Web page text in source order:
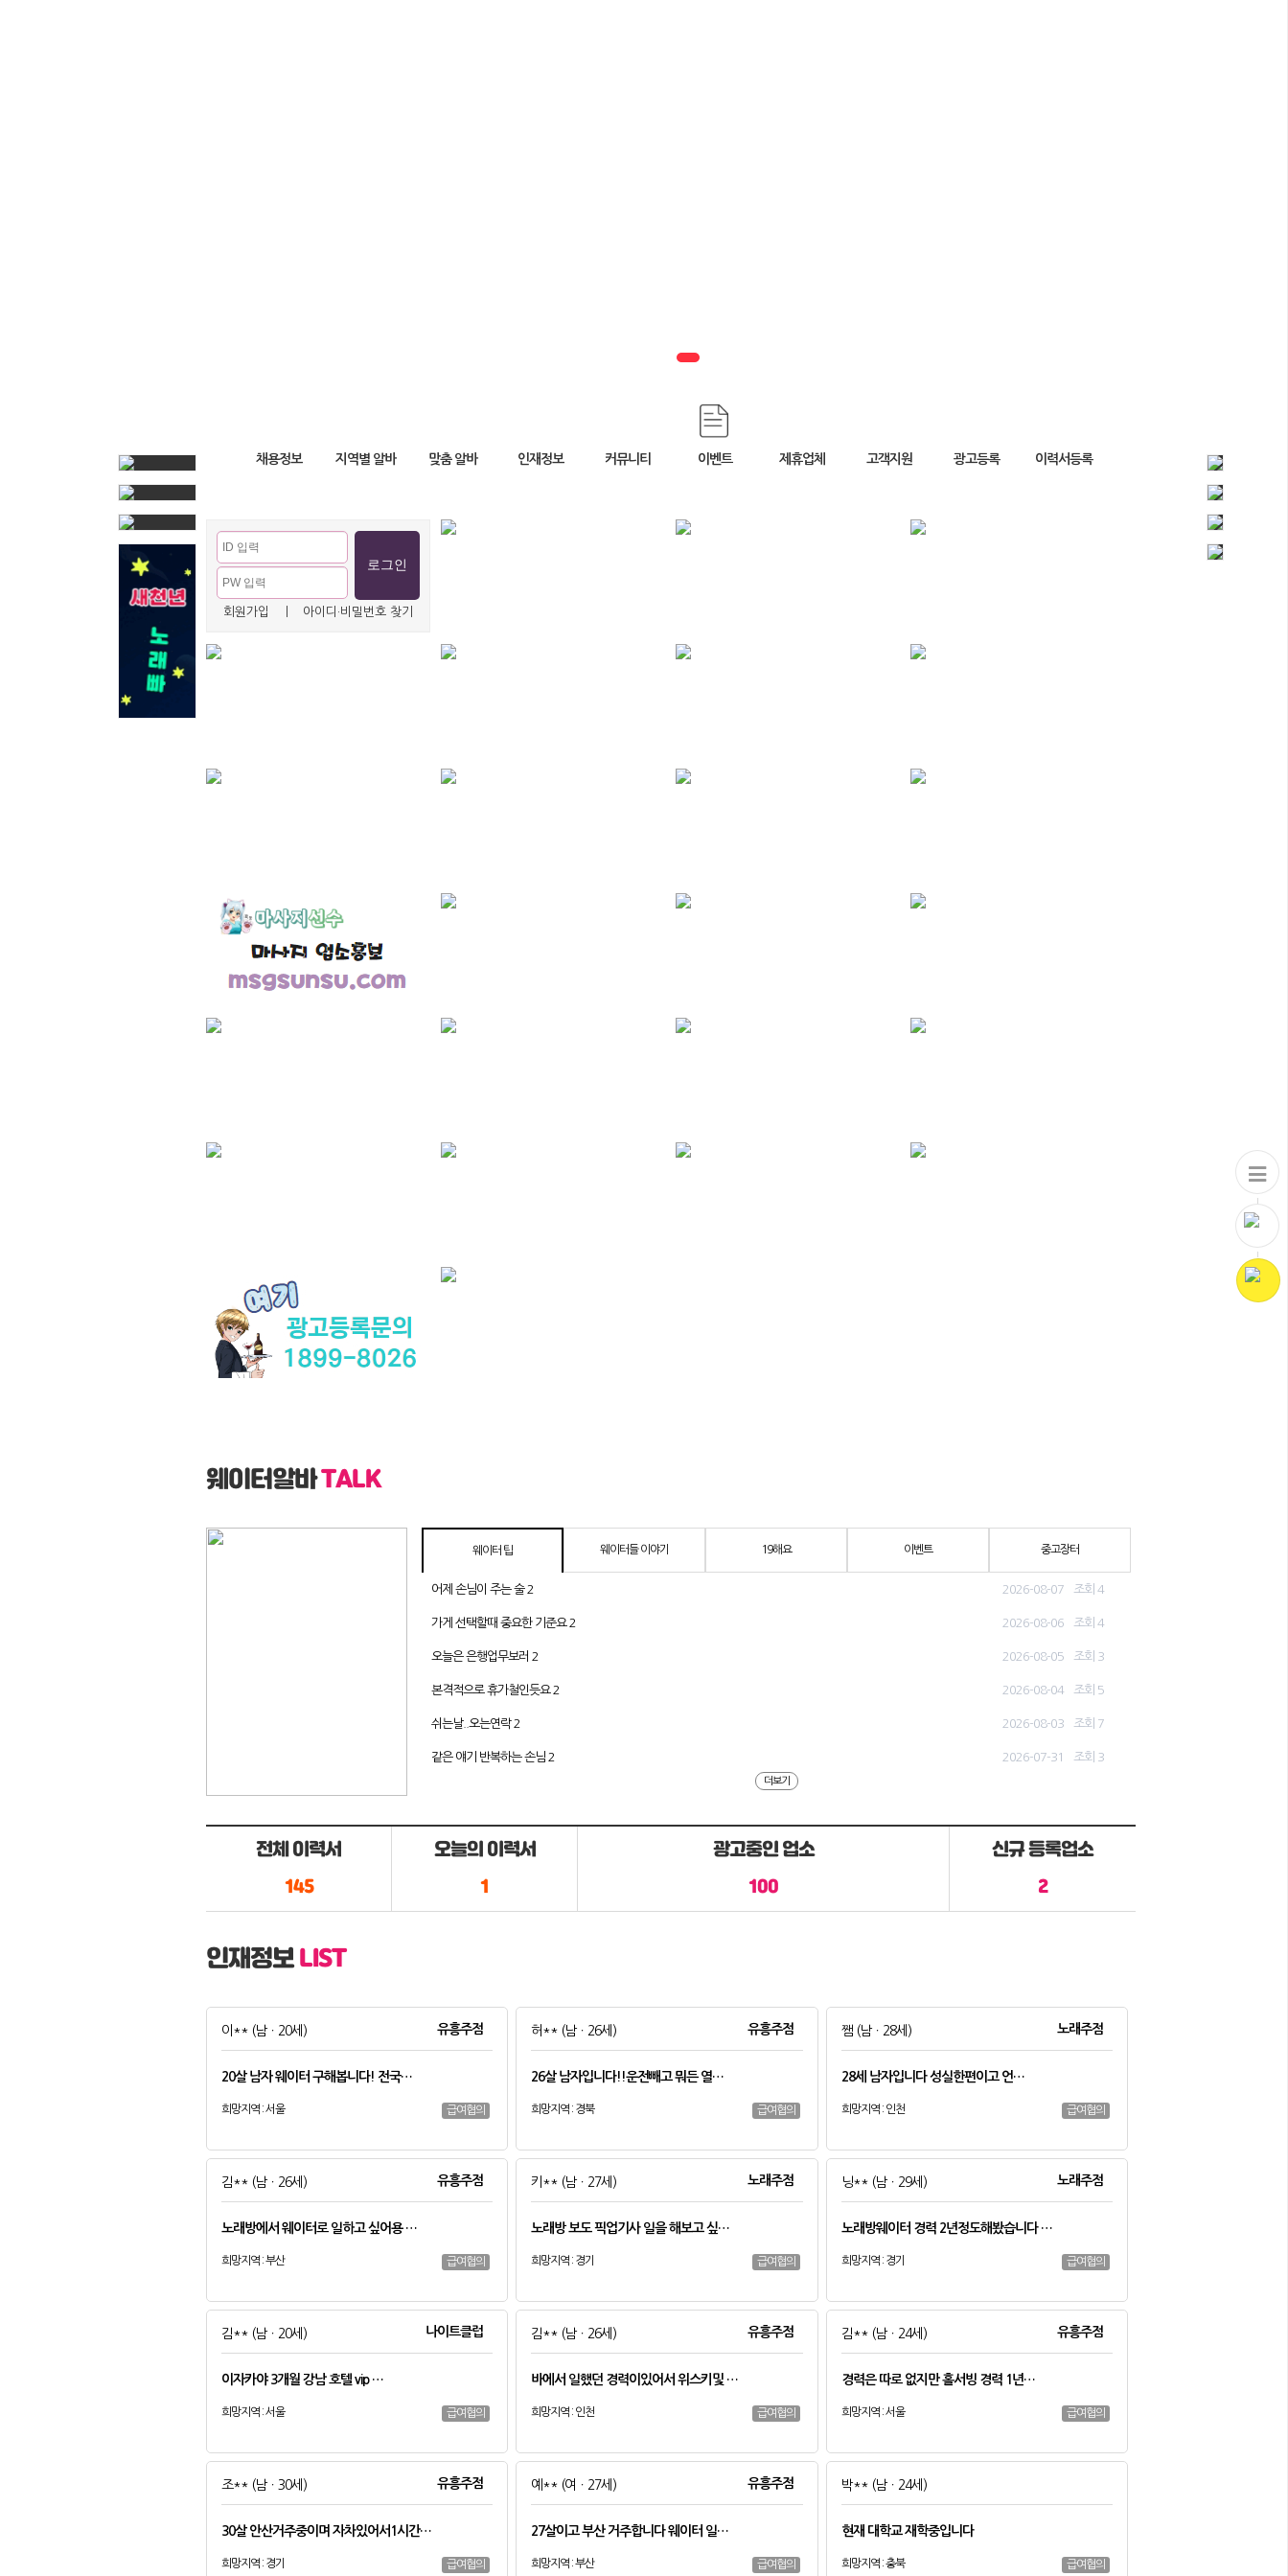
채용정보 지역별 알바 맞춤 알바 인재정보 커뮤니티 이벤트 제휴업체 고객지원 광고등록 이력서등록
회원가입 아이디·비밀번호 찾기
웨이터알바TALK
웨이터 팁 웨이터들 이야기 19해요 이벤트 중고장터
어제 손님이 주는 술 2 조회 4
2026-08-07
가게 선택할때 중요한 기준요 2 조회 4
2026-08-06
오늘은 은행업무보러 2 조회 3
2026-08-05
본격적으로 휴가철인듯요 2 조회 5
2026-08-04
쉬는날..오는연락 2 조회 7
2026-08-03
같은 얘기 반복하는 손님 2 조회 3
2026-07-31
더보기
전체 이력서
145
오늘의 이력서
1
광고중인 업소
100
신규 등록업소
2
인재정보LIST
이** (남ㆍ20세) 유흥주점
20살 남자 웨이터 구해봅니다! 전국…
희망지역 : 서울 급여협의
허** (남ㆍ26세) 유흥주점
26살 남자입니다!!운전빼고 뭐든 열…
희망지역 : 경북 급여협의
쨈 (남ㆍ28세) 노래주점
28세 남자입니다 성실한편이고 언…
희망지역 : 인천 급여협의
김** (남ㆍ26세) 유흥주점
노래방에서 웨이터로 일하고 싶어용 …
희망지역 : 부산 급여협의
키** (남ㆍ27세) 노래주점
노래방 보도 픽업기사 일을 해보고 싶…
희망지역 : 경기 급여협의
닝** (남ㆍ29세) 노래주점
노래방웨이터 경력 2년정도해봤습니다 …
희망지역 : 경기 급여협의
김** (남ㆍ20세) 나이트클럽
이자카야 3개월 강남 호텔 vip …
희망지역 : 서울 급여협의
김** (남ㆍ26세) 유흥주점
바에서 일했던 경력이있어서 위스키및 …
희망지역 : 인천 급여협의
김** (남ㆍ24세) 유흥주점
경력은 따로 없지만 홀서빙 경력 1년…
희망지역 : 서울 급여협의
조** (남ㆍ30세) 유흥주점
30살 안산거주중이며 자차있어서1시간…
희망지역 : 경기 급여협의
예** (여ㆍ27세) 유흥주점
27살이고 부산 거주합니다 웨이터 일…
희망지역 : 부산 급여협의
박** (남ㆍ24세)
현재 대학교 재학중입니다
희망지역 : 충북 급여협의